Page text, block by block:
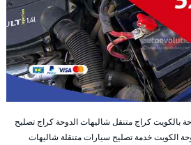
بالكويت كراج متنقل شاليهات الدوحة كراج تصليح
الكويت خدمة تصليح سيارات متنقلة شاليهات